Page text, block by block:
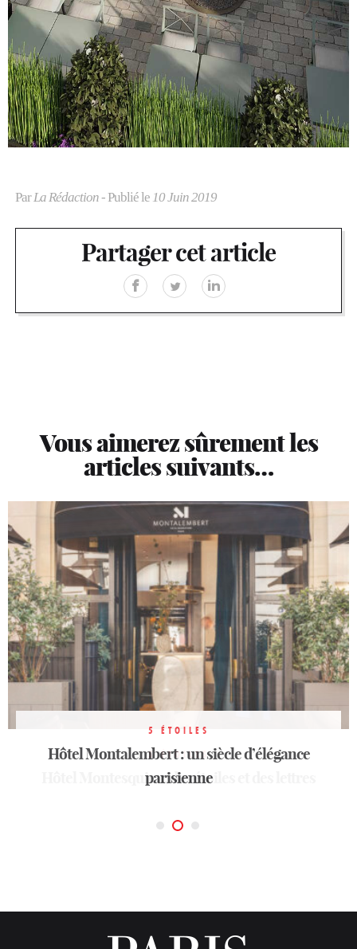
ParLa Rédaction- Publié le 10 Juin 2019
Partager cet article
Vous aimerez sûrement les
articles suivants…
5 ÉTOILES
Hôtel Montesquieu, des étoiles et des lettres
5 ÉTOILES
Hôtel Montalembert : un siècle d’élégance
parisienne
5 ÉTOILES
Bvlgari Hotel Paris